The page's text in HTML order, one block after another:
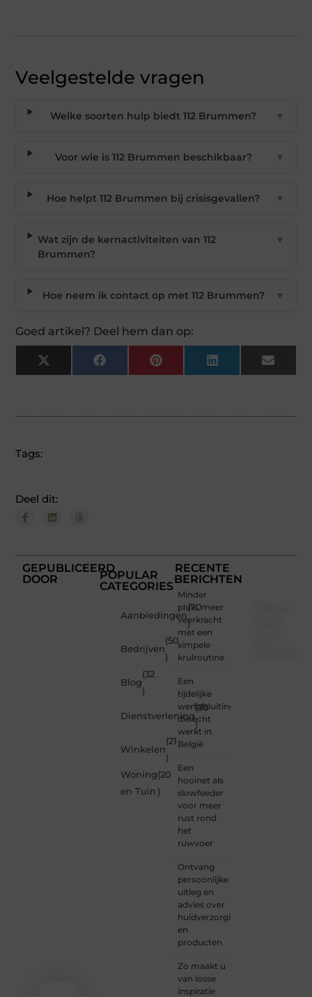
Veelgestelde vragen
Welke soorten hulp biedt 112 Brummen? ▼
Voor wie is 112 Brummen beschikbaar? ▼
Hoe helpt 112 Brummen bij crisisgevallen? ▼
Wat zijn de kernactiviteiten van 112
Brummen?
▼
Hoe neem ik contact op met 112 Brummen? ▼
Goed artikel? Deel hem dan op:
X
(Twitter)
Facebook Pinterest LinkedIn Email
Tags:
Deel dit:
GEPUBLICEERD
DOOR
POPULAR
CATEGORIES
Aanbiedingen
(70
)
Bedrijven
(50
)
Blog
(32
)
Dienstverlening
(30
)
Winkelen
(21
)
Woning
en Tuin
(20
)
RECENTE
BERICHTEN
Minder
pluis, meer
veerkracht
met een
simpele
krulroutine
Een
tijdelijke
werfafsluiting
die echt
werkt in
België
Een
hooinet als
slowfeeder
voor meer
rust rond
het
ruwvoer
Ontvang
persoonlijke
uitleg en
advies over
huidverzorging
en
producten
Zo maakt u
van losse
inspiratie